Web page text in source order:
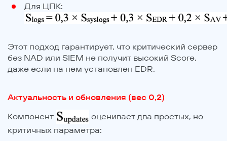
Для ЦПК:
Этот подход гарантирует, что критический сервер
без NAD или SIEM не получит высокий Score,
даже если на нем установлен EDR.
Актуальность и обновления (вес 0,2)
Компонент
оценивает два простых, но
критичных параметра: